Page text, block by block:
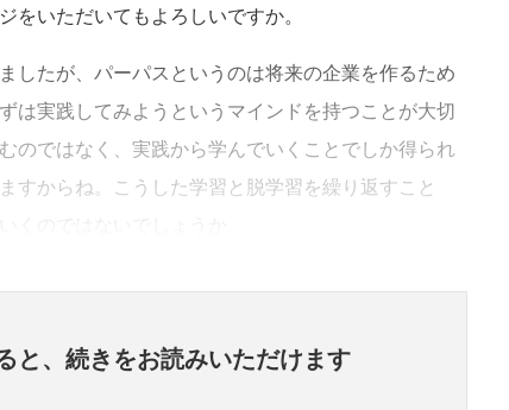
いただいてもよろしいですか。
したが、パーパスというのは将来の企業を作るため
は実践してみようというマインドを持つことが大切
のではなく、実践から学んでいくことでしか得られ
すからね。こうした学習と脱学習を繰り返すこと
と、続きをお読みいただけます